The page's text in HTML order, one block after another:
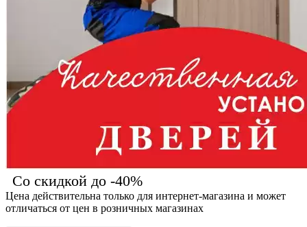
Со скидкой до -40%
Цена действительна только для интернет-магазина и может
отличаться от цен в розничных магазинах